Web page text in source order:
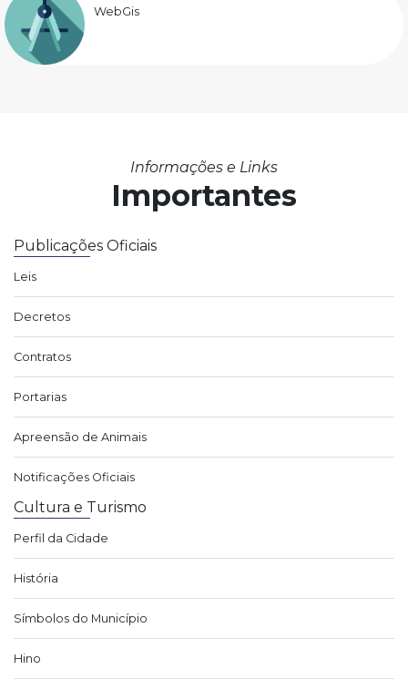
WebGis
Informações e Links
Importantes
Publicações Oficiais
Leis
Decretos
Contratos
Portarias
Apreensão de Animais
Notificações Oficiais
Cultura e Turismo
Perfil da Cidade
História
Símbolos do Município
Hino